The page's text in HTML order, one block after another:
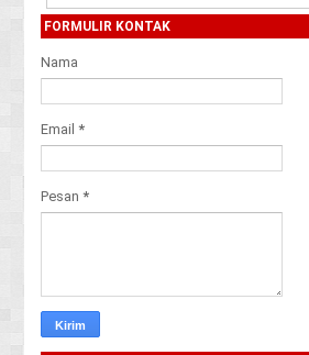
FORMULIR KONTAK
Nama
Email*
Pesan*